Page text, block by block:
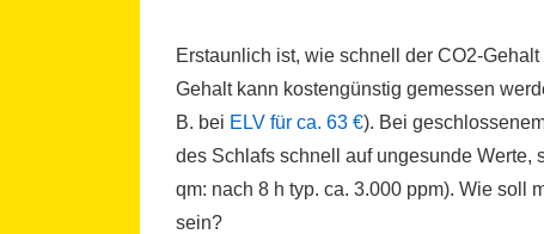
Erstaunlich ist, wie schnell der CO2-
Gehalt kann kostengünstig gemessen
B. bei ELV für ca. 63 €). Bei
des Schlafs schnell auf ungesunde Werte,
qm: nach 8 h typ. ca. 3.000 ppm). Wie soll
sein?